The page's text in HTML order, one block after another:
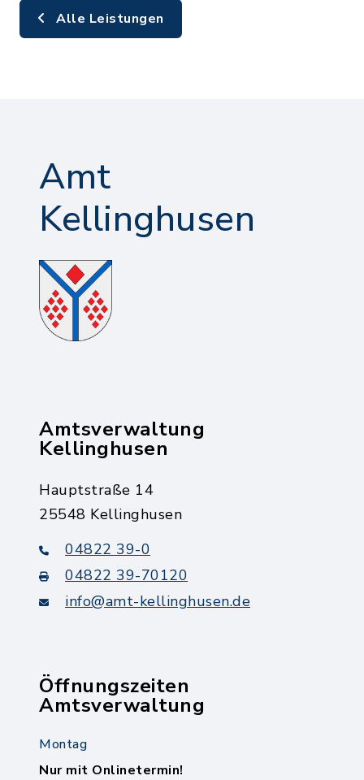
Alle Leistungen
Amt
Kellinghusen
Amtsverwaltung
Kellinghusen
Hauptstraße 14
25548 Kellinghusen
04822 39-0
04822 39-70120
info@amt-kellinghusen.de
Öffnungszeiten
Amtsverwaltung
Montag
Nur mit Onlinetermin!